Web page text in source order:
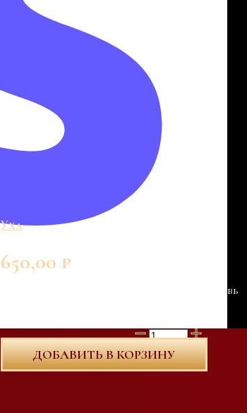
Уха
650,00 ₽
Сёмга, судак, креветки, картофель, морковь
ДОБАВИТЬ В КОРЗИНУ